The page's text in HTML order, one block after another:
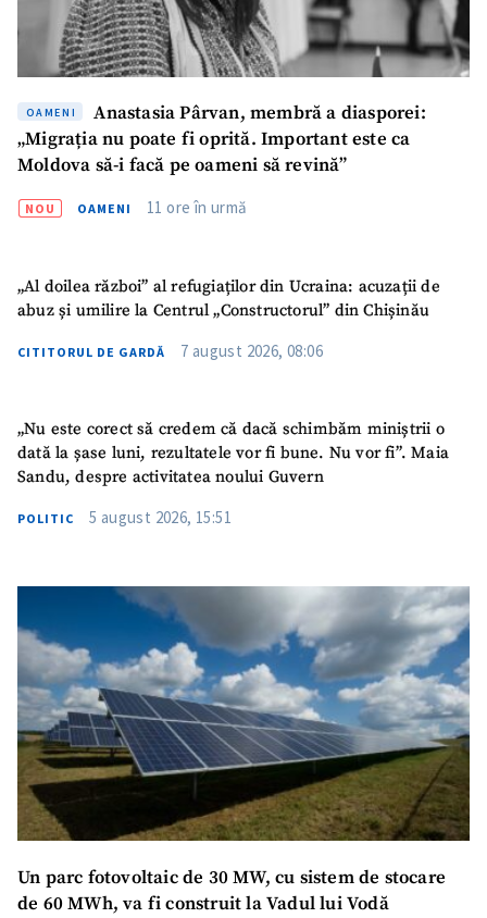
OAMENI
Anastasia Pârvan, membră a diasporei:
„Migrația nu poate fi oprită. Important este ca
Moldova să-i facă pe oameni să revină”
NOU OAMENI 11 ore în urmă
„Al doilea război” al refugiaților din Ucraina: acuzații de
abuz și umilire la Centrul „Constructorul” din Chișinău
CITITORUL DE GARDĂ 7 august 2026, 08:06
„Nu este corect să credem că dacă schimbăm miniștrii o
dată la șase luni, rezultatele vor fi bune. Nu vor fi”. Maia
Sandu, despre activitatea noului Guvern
POLITIC 5 august 2026, 15:51
Un parc fotovoltaic de 30 MW, cu sistem de stocare
de 60 MWh, va fi construit la Vadul lui Vodă